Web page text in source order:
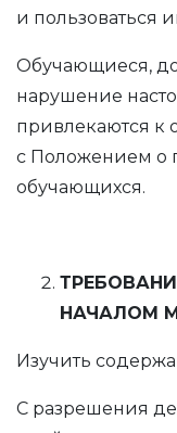
и пользоваться
Обучающиеся,
нарушение
привлекаются к
с Положением о
обучающихся.
НАЧАЛОМ
Изучить
С разрешения